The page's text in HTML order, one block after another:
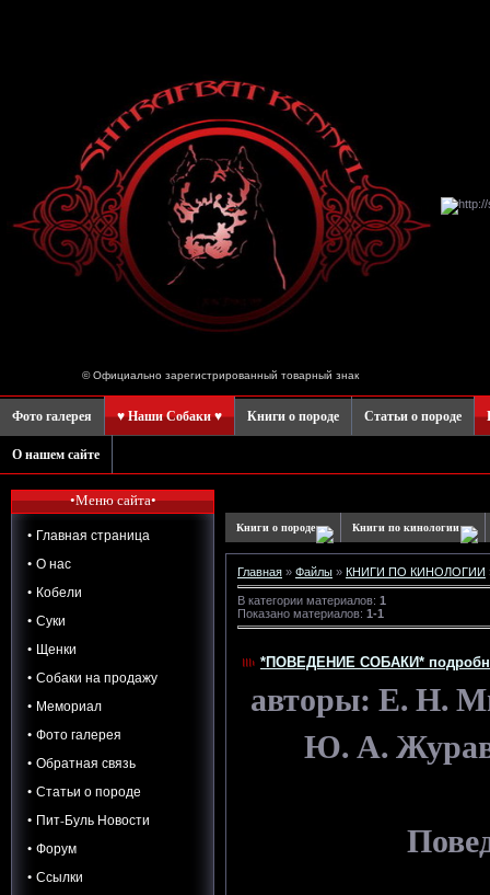
© Официально зарегистрированный товарный знак
Фото галерея ♥ Наши Собаки ♥ Книги о породе Статьи о породе
О нашем сайте
•Меню сайта•
• Главная страница
• О нас
• Кобели
• Суки
• Щенки
• Собаки на продажу
• Мемориал
• Фото галерея
• Обратная связь
• Статьи о породе
• Пит-Буль Новости
• Форум
• Ссылки
Книги о породе Книги по кинологии
Главная » Файлы » КНИГИ ПО КИНОЛОГИИ
В категории материалов: 1
Показано материалов: 1-1
*ПОВЕДЕНИЕ СОБАКИ*
авторы: Е. Н.
Ю. А.